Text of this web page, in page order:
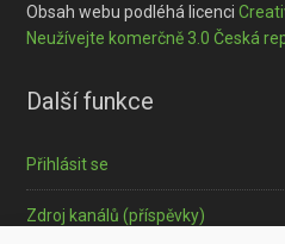
Obsah webu podléhá licenci
Neužívejte komerčně 3.0 Česká
Další funkce
Přihlásit se
Zdroj kanálů (příspěvky)